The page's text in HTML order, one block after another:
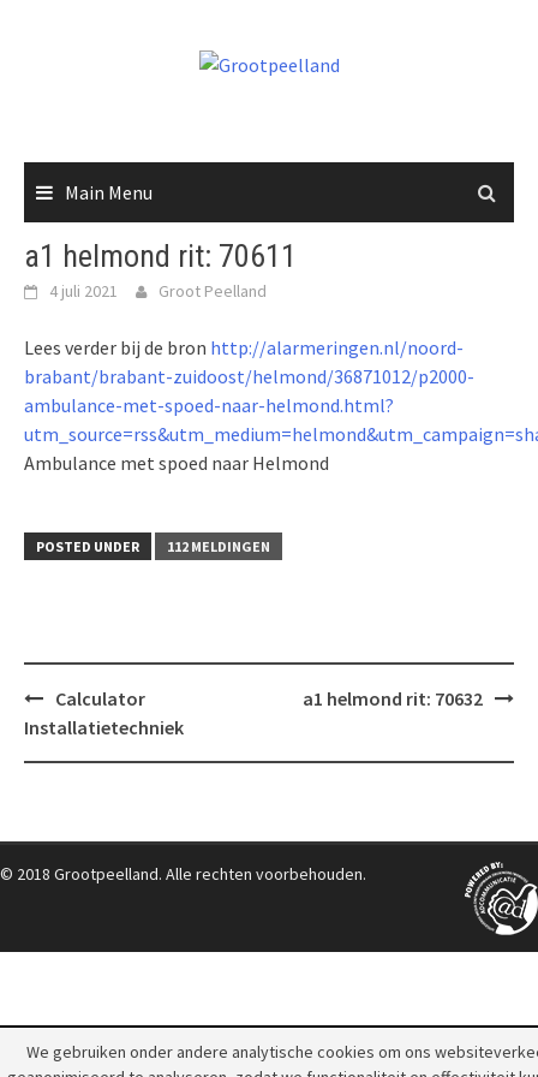
Main Menu
a1 helmond rit: 70611
4 juli 2021 Groot Peelland
Lees verder bij de bron http://alarmeringen.nl/noord-
brabant/brabant-zuidoost/helmond/36871012/p2000-
ambulance-met-spoed-naar-helmond.html?
Ambulance met spoed naar Helmond
POSTED UNDER 112 MELDINGEN
Post
navigation
Calculator
Installatietechniek
a1 helmond rit: 70632
© 2018 Grootpeelland. Alle rechten voorbehouden.
We gebruiken onder andere analytische cookies om ons